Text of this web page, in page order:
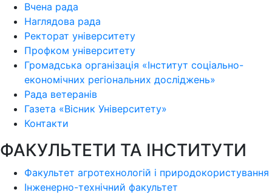
Вчена рада
Наглядова рада
Ректорат університету
Профком університету
Громадська організація «Інститут соціально-
економічних регіональних досліджень»
Рада ветеранів
Газета «Вісник Університету»
Контакти
ФАКУЛЬТЕТИ ТА ІНСТИТУТИ
Факультет агротехнологій і природокористування
Інженерно-технічний факультет